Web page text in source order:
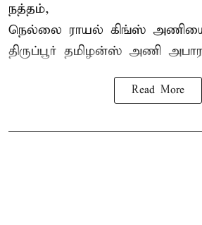
நத்தம்,
நெல்லை ராயல் கிங்ஸ்
திருப்பூர் தமிழன்ஸ் அணி
Read More